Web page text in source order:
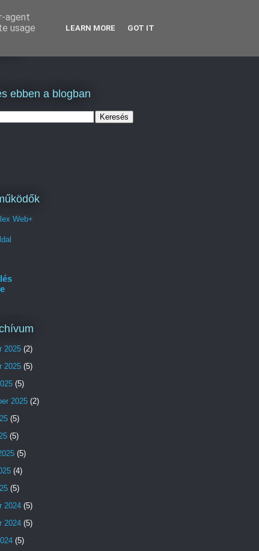
ebben a blogban
Web+
2025 (2)
2025 (5)
(5)
2025 (2)
(5)
(5)
(5)
(4)
(5)
2024 (5)
2024 (5)
(5)
agent
usage
LEARN MORE GOT IT